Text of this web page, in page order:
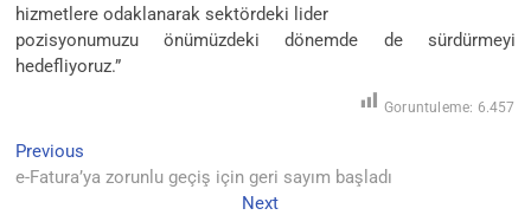
hizmetlere odaklanarak sektördeki lider
pozisyonumuzu önümüzdeki dönemde de sürdürmeyi
hedefliyoruz.”
Goruntuleme: 6.457
Yazı
gezinmesi
Previous
post:
e-Fatura’ya zorunlu geçiş için geri sayım başladı
NextNext